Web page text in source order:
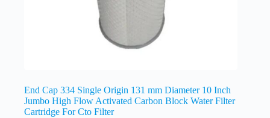
End Cap 334 Single Origin 131 mm Diameter 10 Inch
Jumbo High Flow Activated Carbon Block Water Filter
Cartridge For Cto Filter